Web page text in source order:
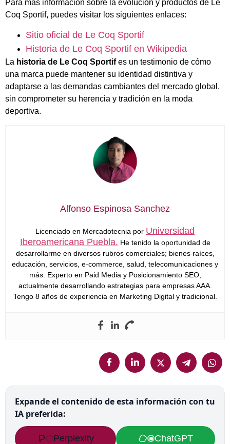
Para más información sobre la evolución y productos de Le
Coq Sportif, puedes visitar los siguientes enlaces:
Sitio oficial de Le Coq Sportif
Historia de Le Coq Sportif en Wikipedia
La historia de Le Coq Sportifes un testimonio de cómo
una marca puede mantener su identidad distintiva y
adaptarse a las demandas cambiantes del mercado global,
sin comprometer su herencia y tradición en la moda
deportiva.
Alfonso Espinosa Sanchez
Licenciado en Mercadotecnia por Universidad
Iberoamericana Puebla. He tenido la oportunidad de
desarrollarme en diversos rubros comerciales; bienes raíces,
educación, servicios, e-commerce, salud, telecomunicaciones y
más. Experto en Paid Media y Posicionamiento SEO,
actualmente desarrollando estrategias para empresas AAA.
Tengo 8 años de experiencia en Marketing Digital y tradicional.
Expande el contenido de esta información con tu
IA preferida:
Perplexity ChatGPT